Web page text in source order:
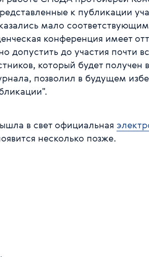
к публикации
мало
конференция имеет
допустить до участия почти
который будет получен
позволил в будущем
в свет официальная
несколько позже.